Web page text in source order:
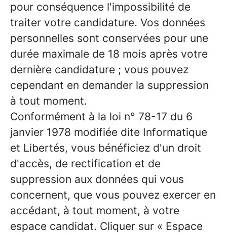
pour conséquence l'impossibilité de
traiter votre candidature. Vos données
personnelles sont conservées pour une
durée maximale de 18 mois après votre
dernière candidature ; vous pouvez
cependant en demander la suppression
à tout moment.
Conformément à la loi n° 78-17 du 6
janvier 1978 modifiée dite Informatique
et Libertés, vous bénéficiez d'un droit
d'accès, de rectification et de
suppression aux données qui vous
concernent, que vous pouvez exercer en
accédant, à tout moment, à votre
espace candidat. Cliquer sur « Espace